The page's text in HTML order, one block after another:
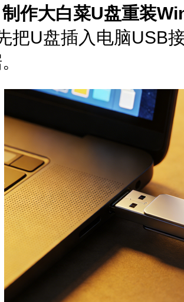
作大白菜U盘重装
把U盘插入电脑USB